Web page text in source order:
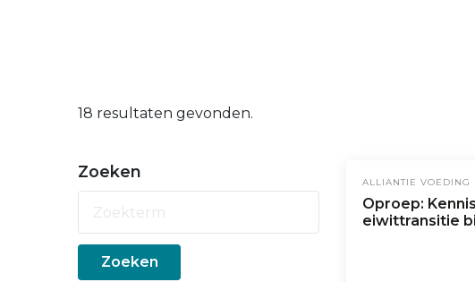
18 resultaten gevonden.
Zoeken
Zoeken
ALLIANTIE VOEDING
Oproep:
eiwittransitie